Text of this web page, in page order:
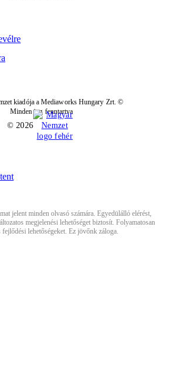
kiadója a Mediaworks Hungary Zrt. ©
Minden jog fenntartva
© 2026
jelent minden olvasó számára. Egyedülálló elérést,
megjelenési lehetőséget biztosít. Folyamatosan
lehetőségeket. Ez jövőnk záloga.